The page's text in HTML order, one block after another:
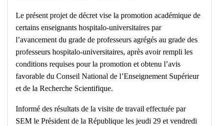
Le présent projet de décret vise la promotion académique de
certains enseignants hospitalo-universitaires par
l’avancement du grade de professeurs agrégés au grade des
professeurs hospitalo-universitaires, après avoir rempli les
conditions requises pour la promotion et obtenu l’avis
favorable du Conseil National de l’Enseignement Supérieur
et de la Recherche Scientifique.
Informé des résultats de la visite de travail effectuée par
SEM le Président de la République les jeudi 29 et vendredi